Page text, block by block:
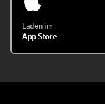
Laden im
App Store